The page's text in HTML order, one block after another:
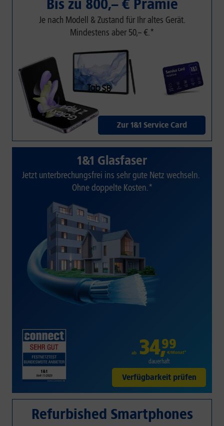
Bis zu 800,– € Prämie
Je nach Modell & Zustand für Ihr altes Gerät.
Mindestens aber 50,– €.*
Zur 1&1 Service Card
1&1 Glasfaser
Jetzt unterbrechungsfrei ins sehr gute Netz wechseln.
Ohne doppelte Kosten.*
ab 34,99
€/Monat*
dauerhaft
Verfügbarkeit prüfen
Refurbished Smartphones